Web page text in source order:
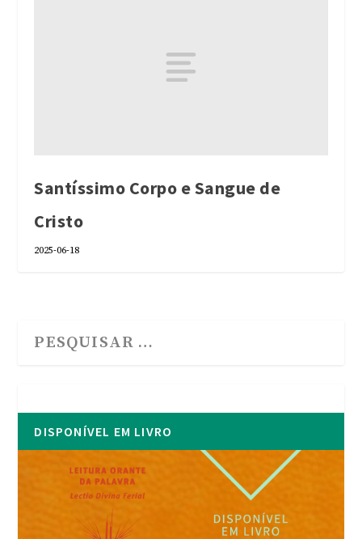
Santíssimo Corpo e Sangue de
Cristo
2025-06-18
DISPONÍVEL EM LIVRO